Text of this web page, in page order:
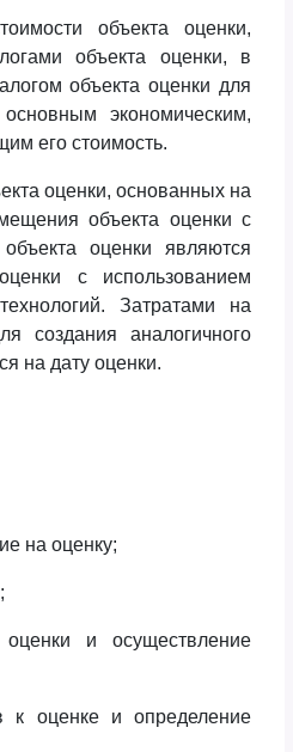
объекта оценки,
объекта оценки, в
объекта оценки для
экономическим,
его стоимость.
оценки, основанных на
объекта оценки с
оценки являются
с использованием
Затратами на
создания аналогичного
на дату оценки.
на оценку;
и осуществление
к оценке и определение